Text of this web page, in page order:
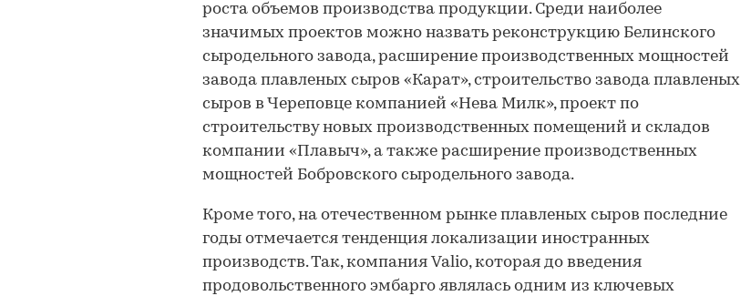
роста объемов производства продукции. Среди наиболее
значимых проектов можно назвать реконструкцию Белинского
сыродельного завода, расширение производственных мощностей
завода плавленых сыров «Карат», строительство завода плавленых
сыров в Череповце компанией «Нева Милк», проект по
строительству новых производственных помещений и складов
компании «Плавыч», а также расширение производственных
мощностей Бобровского сыродельного завода.
Кроме того, на отечественном рынке плавленых сыров последние
годы отмечается тенденция локализации иностранных
производств. Так, компания Valio, которая до введения
продовольственного эмбарго являлась одним из ключевых